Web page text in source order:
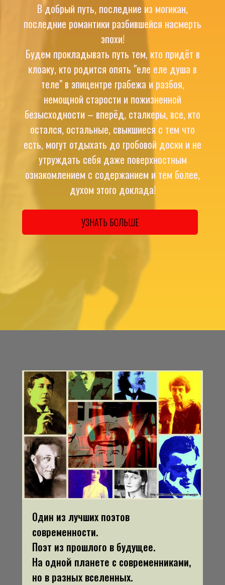
В добрый путь, последние из могикан,
последние романтики разбившейся насмерть
эпохи!
Будем прокладывать путь тем, кто придёт в
клоаку, кто родится опять "еле еле душа в
теле" в эпицентре грабежа и разбоя,
немощной старости и пожизненной
безысходности – вперёд, сталкеры, все, кто
остался, остальные, свыкшиеся с тем что
есть, могут отдыхать до гробовой доски и не
утруждать себя даже поверхностным
ознакомлением с содержанием и тем более,
духом этого доклада!
УЗНАТЬ БОЛЬШЕ
Один из лучших поэтов
современности.
Поэт из прошлого в будущее.
На одной планете с современниками,
но в разных вселенных.